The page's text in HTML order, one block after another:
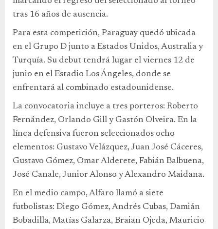
tras 16 años de ausencia.
Para esta competición, Paraguay quedó ubicada
en el Grupo D junto a Estados Unidos, Australia y
Turquía. Su debut tendrá lugar el viernes 12 de
junio en el Estadio Los Ángeles, donde se
enfrentará al combinado estadounidense.
La convocatoria incluye a tres porteros: Roberto
Fernández, Orlando Gill y Gastón Olveira. En la
línea defensiva fueron seleccionados ocho
elementos: Gustavo Velázquez, Juan José Cáceres,
Gustavo Gómez, Omar Alderete, Fabián Balbuena,
José Canale, Junior Alonso y Alexandro Maidana.
En el medio campo, Alfaro llamó a siete
futbolistas: Diego Gómez, Andrés Cubas, Damián
Bobadilla, Matías Galarza, Braian Ojeda, Mauricio